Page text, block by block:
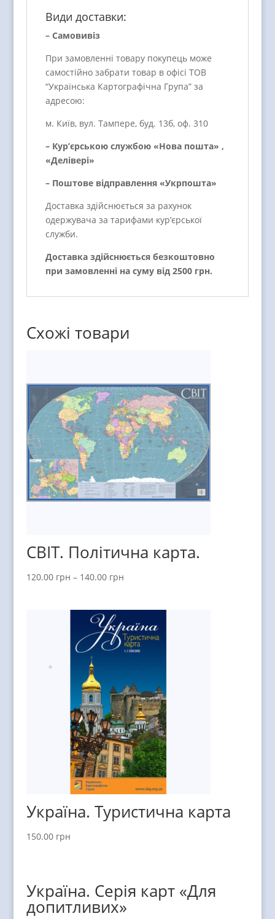
Види доставки:
– Самовивіз
При замовленні товару покупець може
самостійно забрати товар в офісі ТОВ
“Українська Картографічна Група” за
адресою:
м. Київ, вул. Тампере, буд. 13б, оф. 310
– Кур’єрською службою «Нова пошта» ,
«Делівері»
– Поштове відправлення «Укрпошта»
Доставка здійснюється за рахунок
одержувача за тарифами кур’єрської
служби.
Доставка здійснюється безкоштовно
при замовленні на суму від 2500 грн.
Схожі товари
СВІТ. Політична карта.
120.00 грн – 140.00 грн
Україна. Туристична карта
150.00 грн
Україна. Серія карт «Для
допитливих»